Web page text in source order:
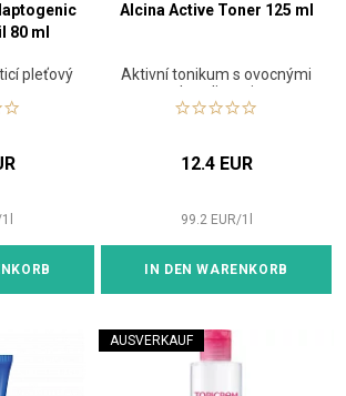
80 ml
pleťový
1
Alcina Active Toner 125 ml
Aktivní tonikum s ovocnými
kyselinami
12.4 EUR
99.2 EUR/1
IN DEN WARENKORB
AUSVERKAUF